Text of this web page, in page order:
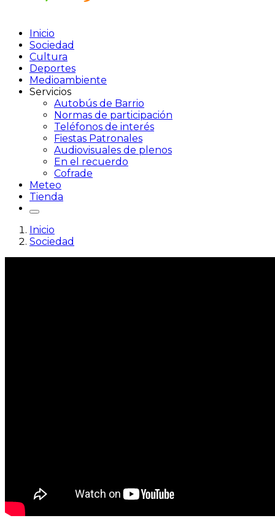
Inicio
Sociedad
Cultura
Deportes
Medioambiente
Servicios
Autobús de Barrio
Normas de participación
Teléfonos de interés
Fiestas Patronales
Audiovisuales de plenos
En el recuerdo
Cofrade
Meteo
Tienda
Inicio
Sociedad